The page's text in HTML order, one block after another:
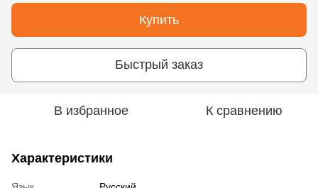
Купить
Быстрый заказ
В избранное К сравнению
Характеристики